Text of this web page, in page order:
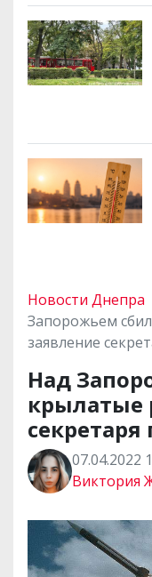
Новости Днепра
Запорожьем
заявление
Над
крылатые
секретаря
07.04.2022
Виктория